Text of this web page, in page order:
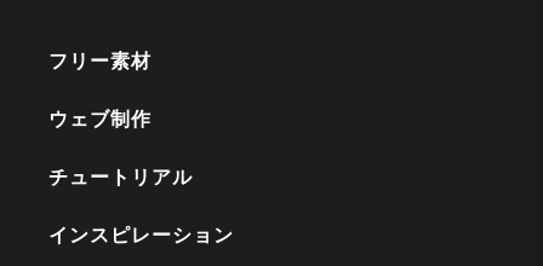
フリー素材
ウェブ制作
チュートリアル
インスピレーション